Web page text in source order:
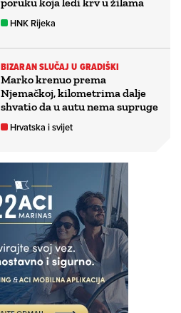
HNK Rijeka
BIZARAN SLUČAJ U GRADIŠKI
Marko krenuo prema
Njemačkoj, kilometrima dalje
shvatio da u autu nema supruge
Hrvatska i svijet